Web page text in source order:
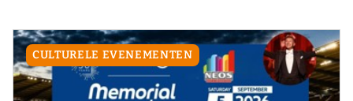
CULTURELE EVENEMENTEN